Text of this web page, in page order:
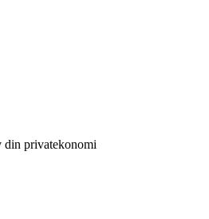
din privatekonomi